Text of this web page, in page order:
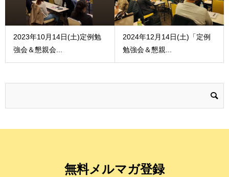
2023年10月14日(土)定例勉
強会＆懇親会...
2024年12月14日(土)「定例
勉強会＆懇親...
無料メルマガ登録